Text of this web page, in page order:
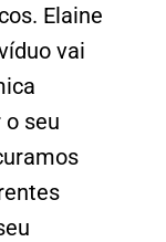
Elaine
vai
seu